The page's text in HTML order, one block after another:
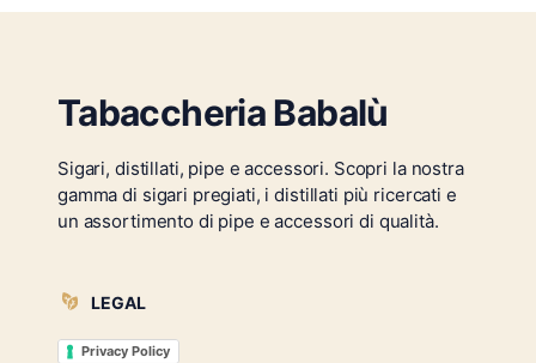
Tabaccheria Babalù
Sigari, distillati, pipe e accessori. Scopri la nostra
gamma di sigari pregiati, i distillati più ricercati e
un assortimento di pipe e accessori di qualità.
LEGAL
Privacy Policy